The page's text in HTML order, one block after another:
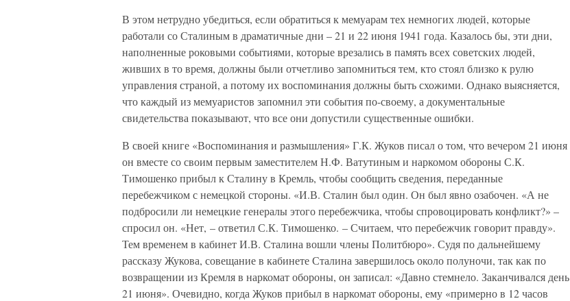
В этом нетрудно убедиться, если обратиться к мемуарам тех немногих людей, которые
работали со Сталиным в драматичные дни – 21 и 22 июня 1941 года. Казалось бы, эти дни,
наполненные роковыми событиями, которые врезались в память всех советских людей,
живших в то время, должны были отчетливо запомниться тем, кто стоял близко к рулю
управления страной, а потому их воспоминания должны быть схожими. Однако выясняется,
что каждый из мемуаристов запомнил эти события по-своему, а документальные
свидетельства показывают, что все они допустили существенные ошибки.
В своей книге «Воспоминания и размышления» Г.К. Жуков писал о том, что вечером 21 июня
он вместе со своим первым заместителем Н.Ф. Ватутиным и наркомом обороны С.К.
Тимошенко прибыл к Сталину в Кремль, чтобы сообщить сведения, переданные
перебежчиком с немецкой стороны. «И.В. Сталин был один. Он был явно озабочен. «А не
подбросили ли немецкие генералы этого перебежчика, чтобы спровоцировать конфликт?» –
спросил он. «Нет, – ответил С.К. Тимошенко. – Считаем, что перебежчик говорит правду».
Тем временем в кабинет И.В. Сталина вошли члены Политбюро». Судя по дальнейшему
рассказу Жукова, совещание в кабинете Сталина завершилось около полуночи, так как по
возвращении из Кремля в наркомат обороны, он записал: «Давно стемнело. Заканчивался день
21 июня». Очевидно, когда Жуков прибыл в наркомат обороны, ему «примерно в 12 часов